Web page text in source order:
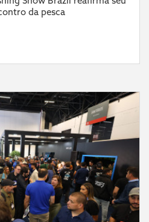
da pesca